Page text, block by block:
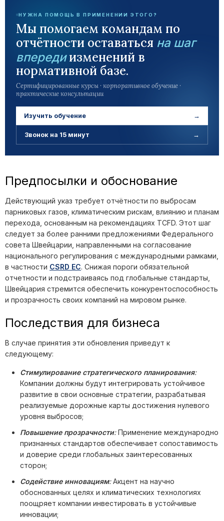
НУЖНА ПОМОЩЬ В ПРИМЕНЕНИИ ЭТОГО?
Мы помогаем командам по
отчётности оставаться на шаг
впередиизменений в
нормативной базе.
Сертифицированные курсы · корпоративное обучение ·
практические консультации
Изучить обучение →
Звонок на 15 минут →
Предпосылки и обоснование
Действующий указ требует отчётности по выбросам
парниковых газов, климатическим рискам, влиянию и планам
перехода, основанным на рекомендациях TCFD. Этот шаг
следует за более ранними предложениями Федерального
совета Швейцарии, направленными на согласование
национального регулирования с международными рамками,
в частности CSRD ЕС. Снижая пороги обязательной
отчетности и подстраиваясь под глобальные стандарты,
Швейцария стремится обеспечить конкурентоспособность
и прозрачность своих компаний на мировом рынке.
Последствия для бизнеса
В случае принятия эти обновления приведут к
следующему:
Стимулирование стратегического планирования:
Компании должны будут интегрировать устойчивое
развитие в свои основные стратегии, разрабатывая
реализуемые дорожные карты достижения нулевого
уровня выбросов;
Повышение прозрачности:Применение международно
признанных стандартов обеспечивает сопоставимость
и доверие среди глобальных заинтересованных
сторон;
Содействие инновациям:Акцент на научно
обоснованных целях и климатических технологиях
поощряет компании инвестировать в устойчивые
инновации;